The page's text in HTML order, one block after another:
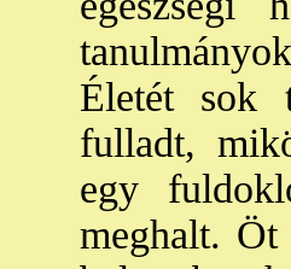
Életét sok
fulladt,
egy
meghalt.